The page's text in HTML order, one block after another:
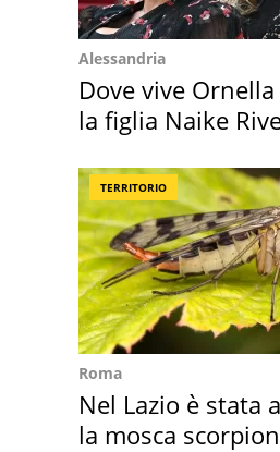
Alessandria
Dove vive
la figlia Naike
TERRITORIO
Roma
Nel Lazio è stata
la mosca